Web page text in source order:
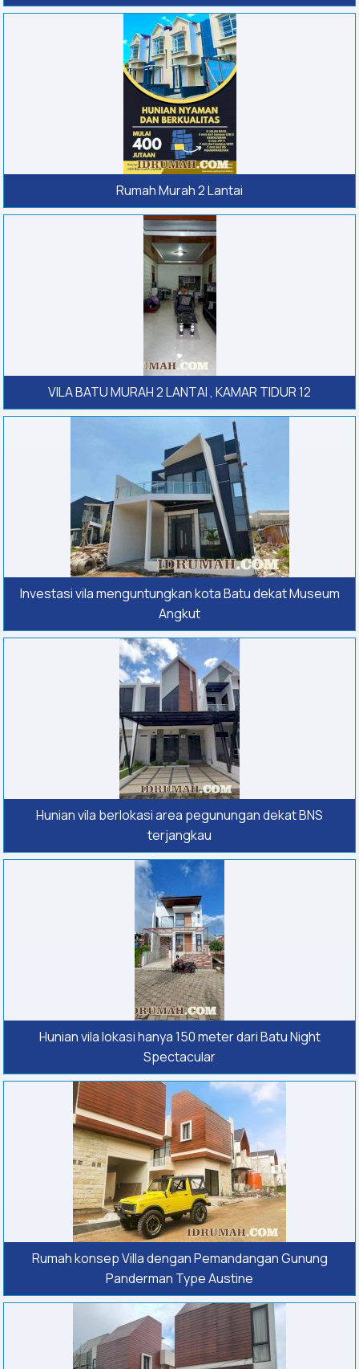
Rumah Murah 2 Lantai
VILA BATU MURAH 2 LANTAI , KAMAR TIDUR 12
Investasi vila menguntungkan kota Batu dekat Museum
Angkut
Hunian vila berlokasi area pegunungan dekat BNS
terjangkau
Hunian vila lokasi hanya 150 meter dari Batu Night
Spectacular
Rumah konsep Villa dengan Pemandangan Gunung
Panderman Type Austine